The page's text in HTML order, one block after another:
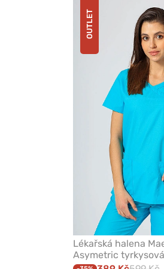
OUTLET
Lékařská halena
Asymetric tyrkysová